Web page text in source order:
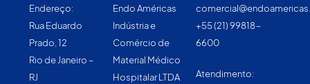
Endereço:
Rua Eduardo
Prado, 12
Rio de Janeiro –
RJ
Endo Américas
Indústria e
Comércio de
Material Médico
Hospitalar LTDA
+55 (21) 99818-
6600
Atendimento: